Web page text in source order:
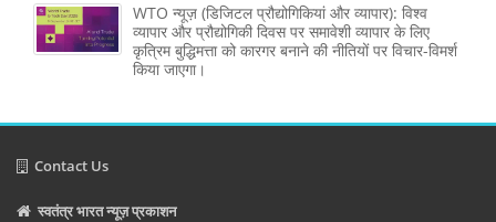
WTO न्यूज़ (डिजिटल प्रौद्योगिकियां और व्यापार): विश्व
व्यापार और प्रौद्योगिकी दिवस पर समावेशी व्यापार के लिए
कृत्रिम बुद्धिमत्ता को कारगर बनाने की नीतियों पर विचार-विमर्श
किया जाएगा।
Contact Us
स्वतंत्र भारत न्यूज़ प्रकाशन